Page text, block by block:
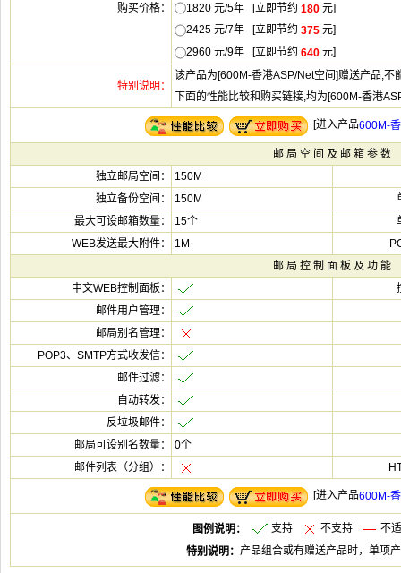
1820 元/5年 [立即节
元]
2425 元/7年 [立即节
元]
2960 元/9年 [立即节
元]
该产品为[600M-香港ASP/Net空间]赠送产品,不
下面的性能比较和购买链接,均为[600M-香港
[
150M
150M
15个
1M
0个
[
支 不支